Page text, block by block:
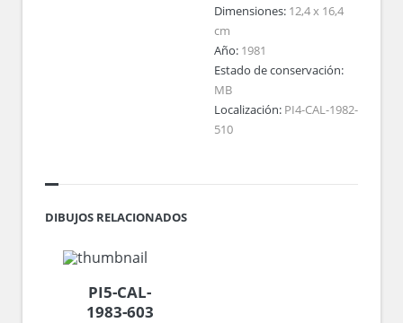
Dimensiones: 12,4 x 16,4
cm
Año: 1981
Estado de conservación:
MB
Localización: PI4-CAL-1982-
510
DIBUJOS RELACIONADOS
PI5-CAL-
1983-603